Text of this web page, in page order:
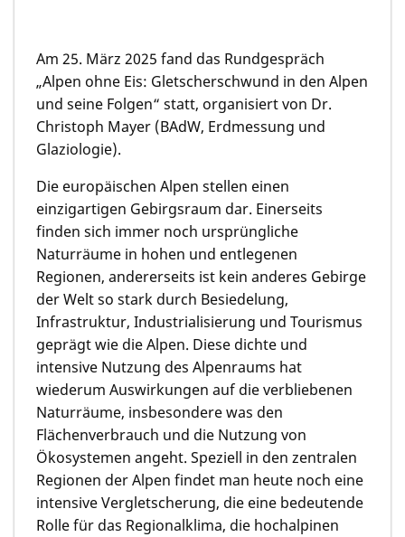
Am 25. März 2025 fand das Rundgespräch
„Alpen ohne Eis: Gletscherschwund in den Alpen
und seine Folgen“ statt, organisiert von Dr.
Christoph Mayer (BAdW, Erdmessung und
Glaziologie).
Die europäischen Alpen stellen einen
einzigartigen Gebirgsraum dar. Einerseits
finden sich immer noch ursprüngliche
Naturräume in hohen und entlegenen
Regionen, andererseits ist kein anderes Gebirge
der Welt so stark durch Besiedelung,
Infrastruktur, Industrialisierung und Tourismus
geprägt wie die Alpen. Diese dichte und
intensive Nutzung des Alpenraums hat
wiederum Auswirkungen auf die verbliebenen
Naturräume, insbesondere was den
Flächenverbrauch und die Nutzung von
Ökosystemen angeht. Speziell in den zentralen
Regionen der Alpen findet man heute noch eine
intensive Vergletscherung, die eine bedeutende
Rolle für das Regionalklima, die hochalpinen